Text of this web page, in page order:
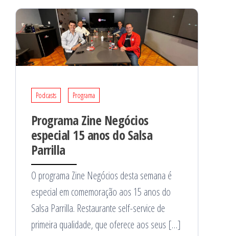
Podcasts Programa
Programa Zine Negócios
especial 15 anos do Salsa
Parrilla
O programa Zine Negócios desta semana é
especial em comemoração aos 15 anos do
Salsa Parrilla. Restaurante self-service de
primeira qualidade, que oferece aos seus […]